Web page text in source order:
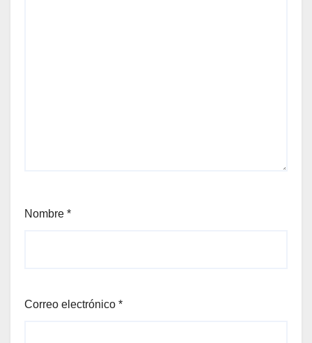
Nombre *
Correo electrónico *